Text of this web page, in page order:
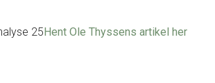
25Hent Ole Thyssens artikel her